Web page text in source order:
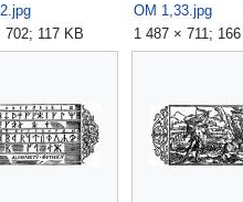
702; 117 KB
OM 1,33.jpg
1 487 × 711;